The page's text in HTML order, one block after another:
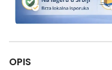
OPIS